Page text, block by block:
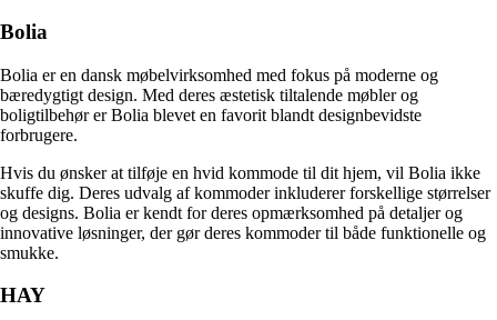
Bolia
Bolia er en dansk møbelvirksomhed med fokus på moderne og
bæredygtigt design. Med deres æstetisk tiltalende møbler og
boligtilbehør er Bolia blevet en favorit blandt designbevidste
forbrugere.
Hvis du ønsker at tilføje en hvid kommode til dit hjem, vil Bolia ikke
skuffe dig. Deres udvalg af kommoder inkluderer forskellige størrelser
og designs. Bolia er kendt for deres opmærksomhed på detaljer og
innovative løsninger, der gør deres kommoder til både funktionelle og
smukke.
HAY